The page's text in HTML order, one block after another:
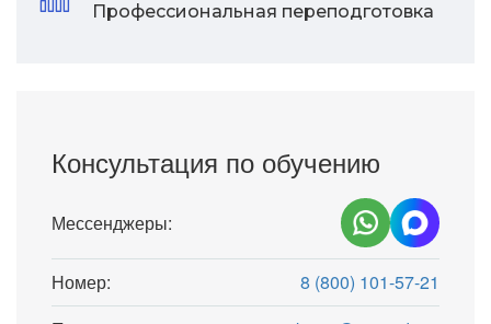
Профессиональная переподготовка
Консультация по обучению
Мессенджеры:
Номер:
8 (800) 101-57-21